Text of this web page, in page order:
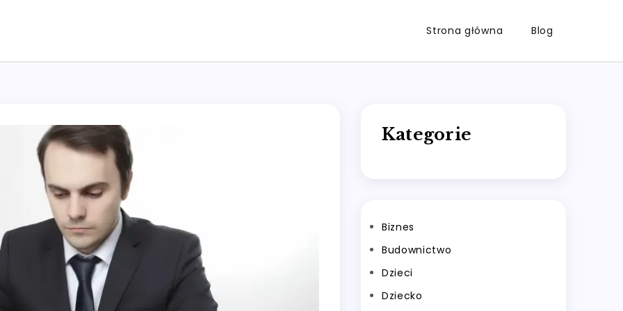
Strona główna Blog
Kategorie
Biznes
Budownictwo
Dzieci
Dziecko